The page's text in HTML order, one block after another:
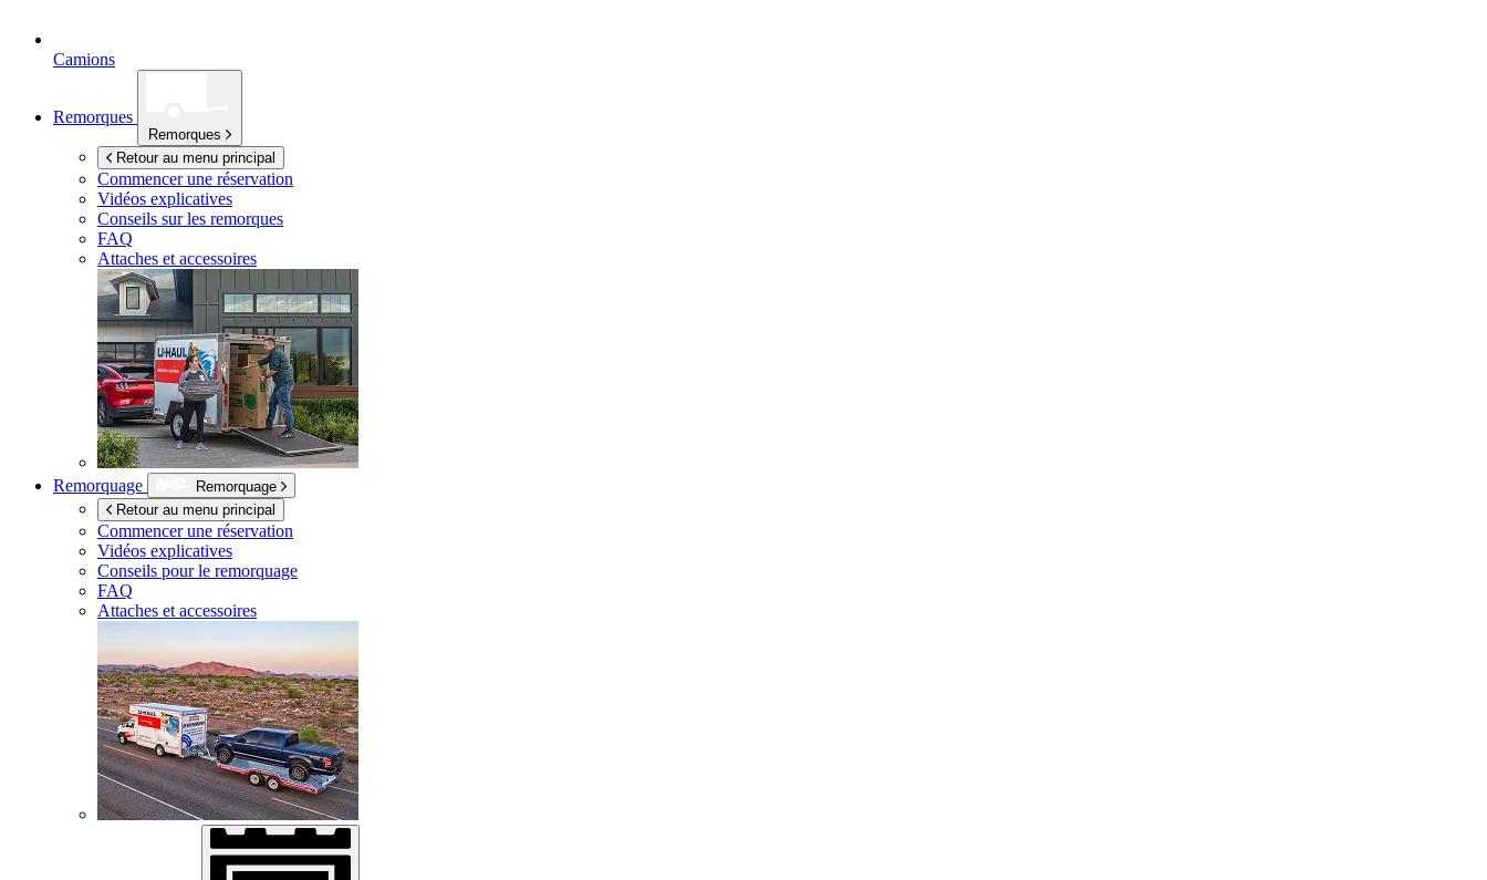
Camions
Remorques
Remorques
Retour au menu principal
Commencer une réservation
Vidéos explicatives
Conseils sur les remorques
FAQ
Attaches et accessoires
Remorquage
Remorquage
Retour au menu principal
Commencer une réservation
Vidéos explicatives
Conseils pour le remorquage
FAQ
Attaches et accessoires